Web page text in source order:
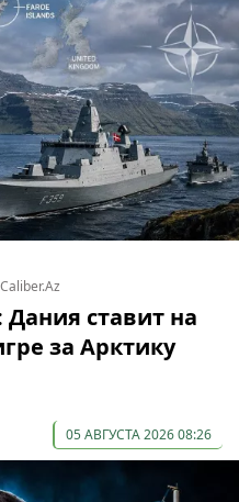
ставит на
за Арктику
05 АВГУСТА 2026 08:26